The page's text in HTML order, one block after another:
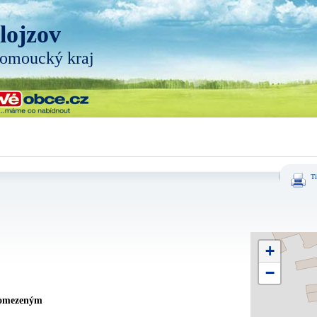
kraj
+
−